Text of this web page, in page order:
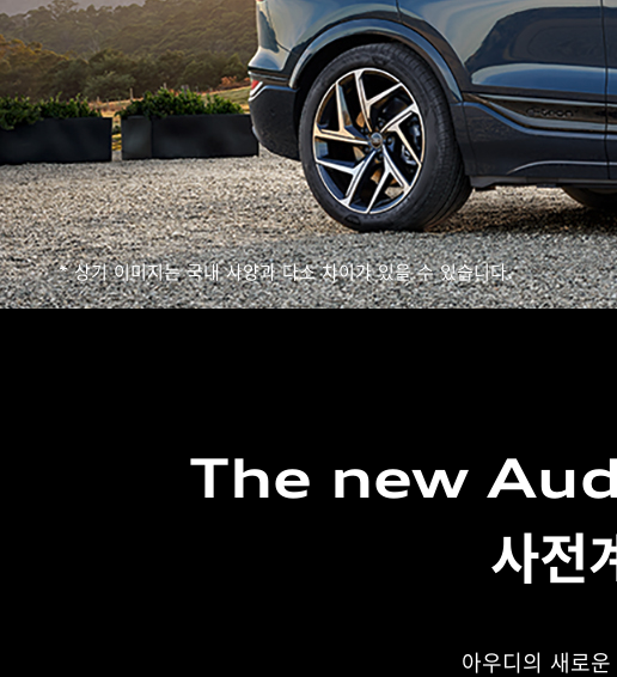
* 상기 이미지는 국내 사양과 다소 차이가 있을 수 있습니다.
The new
사전
아우디의 새